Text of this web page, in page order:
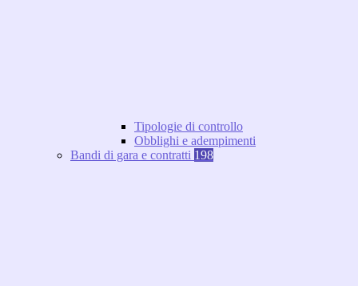
Tipologie di controllo
Obblighi e adempimenti
Bandi di gara e contratti 198